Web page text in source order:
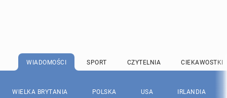
WIADOMOŚCI SPORT CZYTELNIA CIEKAWOSTKI
WIELKA BRYTANIA POLSKA USA IRLANDIA